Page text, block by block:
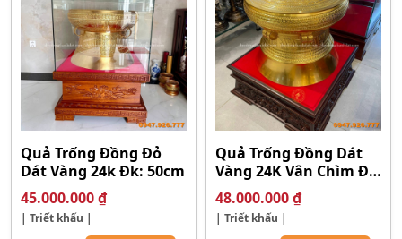
Quả Trống Đồng Đỏ
Dát Vàng 24k Đk: 50cm
45.000.000₫
| Triết khấu |
Quả Trống Đồng Dát
Vàng 24K Vân Chìm ĐK
50cm
48.000.000₫
| Triết khấu |